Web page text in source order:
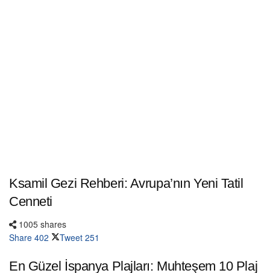
Ksamil Gezi Rehberi: Avrupa’nın Yeni Tatil
Cenneti
1005 shares
Share 402 Tweet 251
En Güzel İspanya Plajları: Muhteşem 10 Plaj